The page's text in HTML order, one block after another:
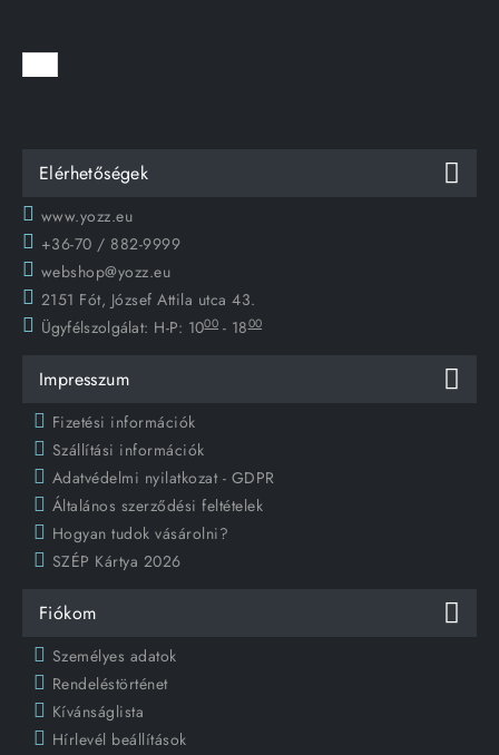
Elérhetőségek
www.yozz.eu
+36-70 / 882-9999
webshop@yozz.eu
2151 Fót, József Attila utca 43.
Ügyfélszolgálat: H-P: 1000 - 1800
Impresszum
Fizetési információk
Szállítási információk
Adatvédelmi nyilatkozat - GDPR
Általános szerződési feltételek
Hogyan tudok vásárolni?
SZÉP Kártya 2026
Fiókom
Személyes adatok
Rendeléstörténet
Kívánságlista
Hírlevél beállítások